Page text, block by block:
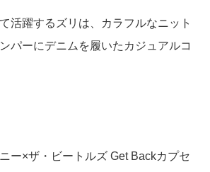
活躍するズリは、カラフルなニット
パーにデニムを履いたカジュアルコ
ー×ザ・ビートルズ Get Backカプセ